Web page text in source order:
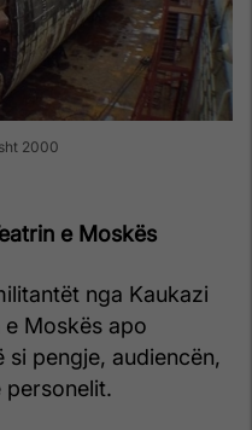
2000
e Moskës
nga Kaukazi
Moskës apo
pengje, audiencën,
personelit.